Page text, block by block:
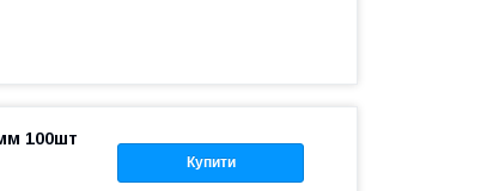
Купити
100шт